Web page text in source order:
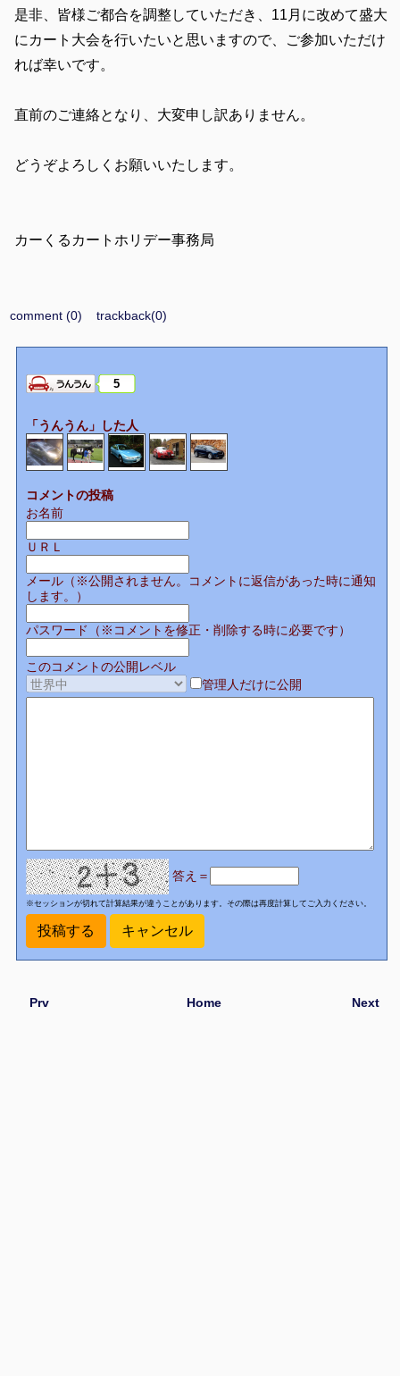
是非、皆様ご都合を調整していただき、11月に改めて盛大
にカート大会を行いたいと思いますので、ご参加いただけ
れば幸いです。
直前のご連絡となり、大変申し訳ありません。
どうぞよろしくお願いいたします。
カーくるカートホリデー事務局
comment (0) trackback(0)
5
「うんうん」した人
コメントの投稿
お名前
ＵＲＬ
メール（※公開されません。コメントに返信があった時に通知
します。）
パスワード（※コメントを修正・削除する時に必要です）
このコメントの公開レベル
管理人だけに公開
答え＝
※セッションが切れて計算結果が違うことがあります。その際は再度計算してご入力ください。
Prv Next
Home